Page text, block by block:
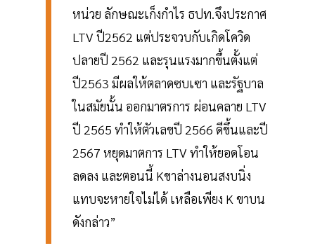
หน่วย ลักษณะเก็งกำไร ธปท.จึงประกาศ
LTV ปี2562 แต่ประจวบกับเกิดโควิด
ปลายปี 2562 และรุนแรงมากขึ้นตั้งแต่
ปี2563 มีผลให้ตลาดซบเซา และรัฐบาล
ในสมัยนั้น ออกมาตรการ ผ่อนคลาย LTV
ปี 2565 ทำให้ตัวเลขปี 2566 ดีขึ้นและปี
2567 หยุดมาตการ LTV ทำให้ยอดโอน
ลดลง และตอนนี้ Kขาล่างนอนสงบนิ่ง
แทบจะหายใจไม่ได้ เหลือเพียง K ขาบน
ดังกล่าว”